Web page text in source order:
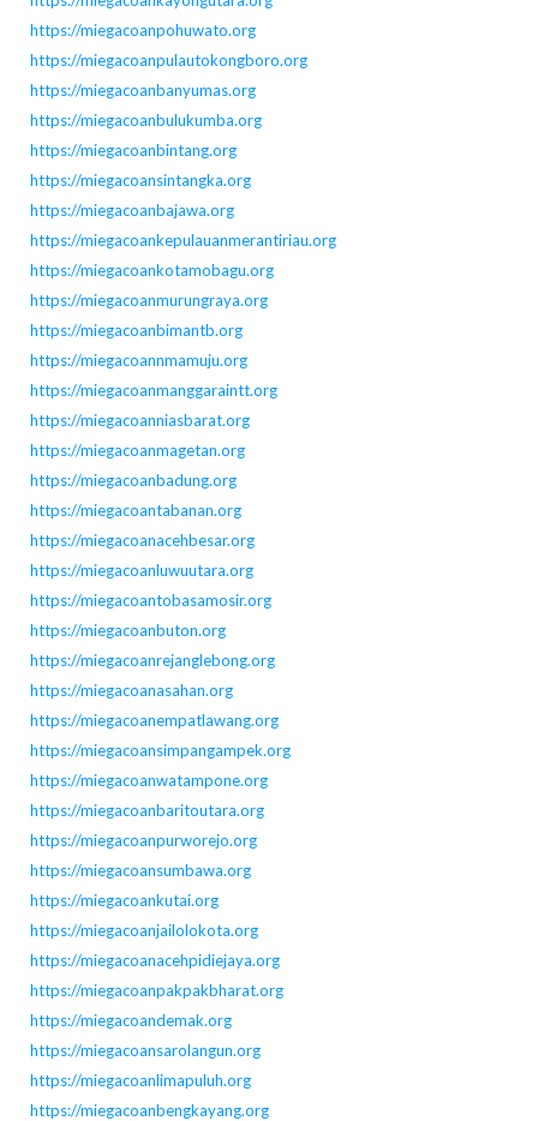
https://miegacoanpohuwato.org
https://miegacoanpulautokongboro.org
https://miegacoanbanyumas.org
https://miegacoanbulukumba.org
https://miegacoanbintang.org
https://miegacoansintangka.org
https://miegacoanbajawa.org
https://miegacoankepulauanmerantiriau.org
https://miegacoankotamobagu.org
https://miegacoanmurungraya.org
https://miegacoanbimantb.org
https://miegacoannmamuju.org
https://miegacoanmanggaraintt.org
https://miegacoanniasbarat.org
https://miegacoanmagetan.org
https://miegacoanbadung.org
https://miegacoantabanan.org
https://miegacoanacehbesar.org
https://miegacoanluwuutara.org
https://miegacoantobasamosir.org
https://miegacoanbuton.org
https://miegacoanrejanglebong.org
https://miegacoanasahan.org
https://miegacoanempatlawang.org
https://miegacoansimpangampek.org
https://miegacoanwatampone.org
https://miegacoanbaritoutara.org
https://miegacoanpurworejo.org
https://miegacoansumbawa.org
https://miegacoankutai.org
https://miegacoanjailolokota.org
https://miegacoanacehpidiejaya.org
https://miegacoanpakpakbharat.org
https://miegacoandemak.org
https://miegacoansarolangun.org
https://miegacoanlimapuluh.org
https://miegacoanbengkayang.org